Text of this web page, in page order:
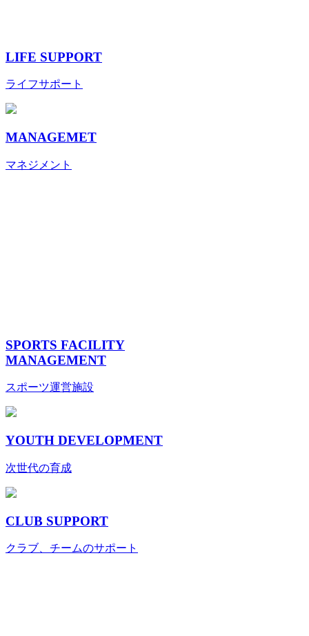
LIFE SUPPORT
ライフサポート
MANAGEMET
マネジメント
SPORTS FACILITY
MANAGEMENT
スポーツ運営施設
YOUTH DEVELOPMENT
次世代の育成
CLUB SUPPORT
クラブ、チームのサポート